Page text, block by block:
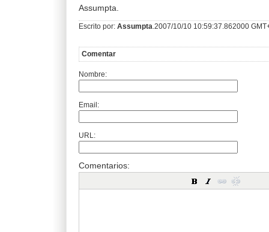
Assumpta.
Escrito por: Assumpta .2007/10/10 10:59:37.862000
Comentar
Nombre:
Email:
URL:
Comentarios: